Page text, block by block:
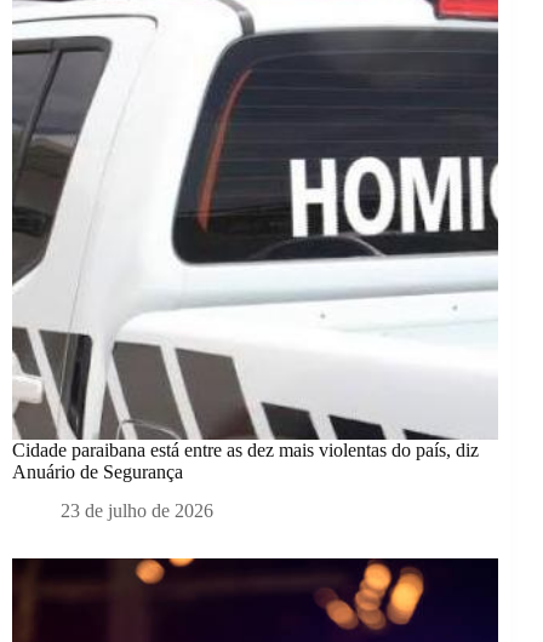
Cidade paraibana está entre as dez mais violentas do país, diz
Anuário de Segurança
23 de julho de 2026